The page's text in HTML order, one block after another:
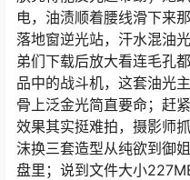
电，油渍顺着腰线滑下来
落地窗逆光站，汗水混油
弟们下载后放大看连毛孔
品中的战斗机，这套油光
骨上泛金光简直要命；赶
效果其实挺难拍，摄影师
沫换三套造型从纯欲到御
盘里；说到文件大小